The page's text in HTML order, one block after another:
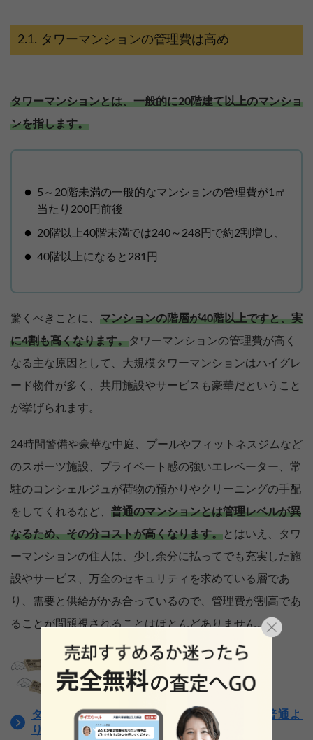
タワーマンションの管理費は高め
タワーマンションとは、一般的に20階建て以上のマンショ
ンを指します。
5～20階未満の一般的なマンションの管理費が1㎡
当たり200円前後
20階以上40階未満では240～248円で約2割増し、
40階以上になると281円
驚くべきことに、 マンションの階層が40階以上ですと、実
に4割も高くなります。タワーマンションの管理費が高く
なる主な原因として、大規模タワーマンションはハイグレ
ード物件が多く、共用施設やサービスも豪華だということ
が挙げられます。
24時間警備や豪華な中庭、プールやフィットネスジムなど
のスポーツ施設、プライベート感の強いエレベーター、常
駐のコンシェルジュが荷物の預かりやクリーニングの手配
をしてくれるなど、 普通のマンションとは管理レベルが異
なるため、その分コストが高くなります。とはいえ、タワ
ーマンションの住人は、少し余分に払ってでも充実した施
設やサービス、万全のセキュリティを求めている層であ
り、需要と供給がかみ合っているので、管理費が割高であ
ることが問題視されることはほとんどありません。
タワーマンションの管理費はどのくらい？普通よ
りも高い理由も解説